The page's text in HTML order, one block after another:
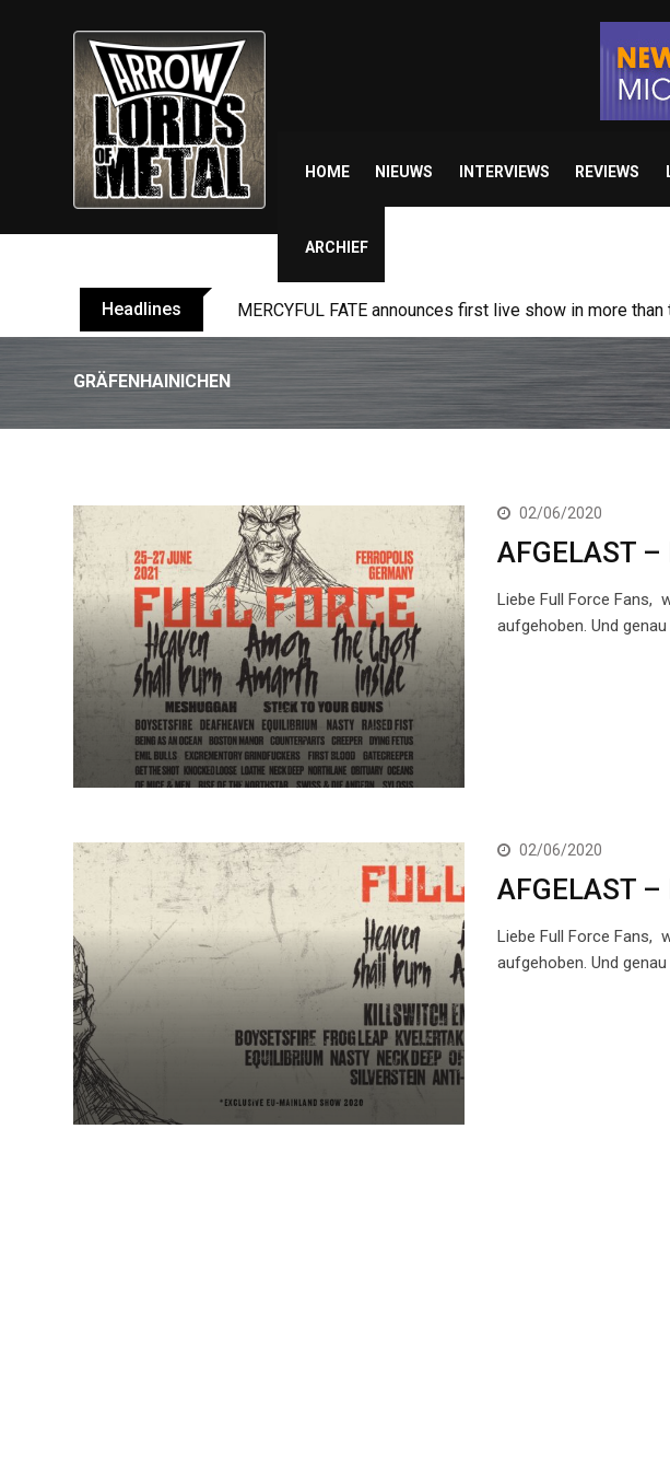
HOME NIEUWS INTERVIEWS REVIEWS
ARCHIEF
Headlines BLIND CHANNEL release “Diana” / “No Encores In A
GRÄFENHAINICHEN
02/06/2020
AFGELAST –
Liebe Full Force Fans,
aufgehoben. Und
02/06/2020
AFGELAST –
Liebe Full Force Fans,
aufgehoben. Und